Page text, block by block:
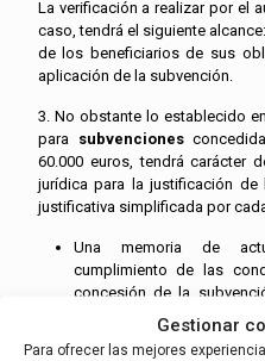
Gestionar
Para ofrecer las mejores
La verificación a realizar por el
caso, tendrá el siguiente
de los beneficiarios de sus
aplicación de la subvención.
3. No obstante lo establecido
para subvenciones
60.000 euros, tendrá carácter
jurídica para la justificación de
justificativa simplificada por
Una memoria de
cumplimiento de las
concesión de la
actividades realizadas y
Una relación clasificada